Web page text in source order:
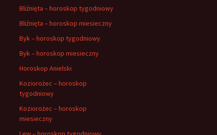
Bliźnięta – horoskop tygodniowy
Bliźnięta – horoskop miesieczny
Byk – horoskop tygodniowy
Byk – horoskop miesieczny
Horoskop Anielski
Koziorożec – horoskop
tygodniowy
Koziorożec – horoskop
miesieczny